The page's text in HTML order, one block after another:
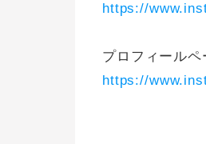
https://
プロフィールペ
https://